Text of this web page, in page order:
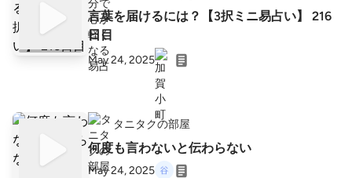
言葉を届けるには？【3択ミニ易占い】 216
日目
May 24, 2025
タニタクの部屋
何度も言わないと伝わらない
May 24, 2025